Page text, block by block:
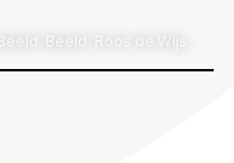
Beeld: Beeld: Roos de Wijs.